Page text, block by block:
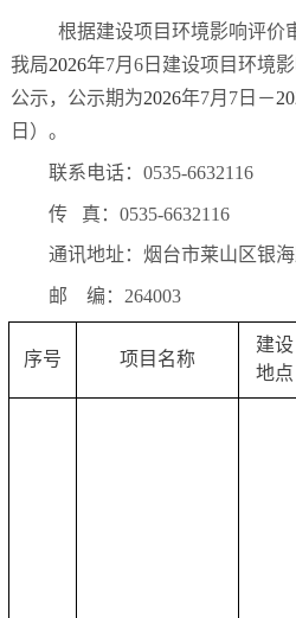
根据建设项目环境影响评价
我局2026年7月 6日建设项目环境
公示，公示期为2026年7月 7日－20
日）。
联系电话： 0535-6632116
传 真：0535-6632116
通讯地址：烟台市莱山区银
邮 编：264003
序号 项目名称
建设
地点